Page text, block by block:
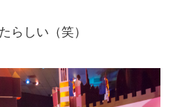
らしい（笑）